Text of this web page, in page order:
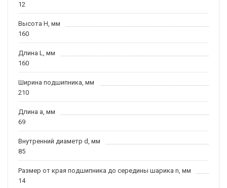
12
Высота H, мм
160
Длина L, мм
160
Ширина подшипника, мм
210
Длина a, мм
69
Внутренний диаметр d, мм
85
Размер от края подшипника до середины шарика n, мм
14